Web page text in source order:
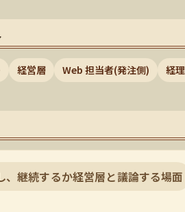
経営層 Web 担当者(発注側) 経
、継続するか経営層と議論する場面